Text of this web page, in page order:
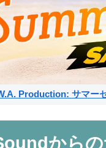
Production: サマー
から